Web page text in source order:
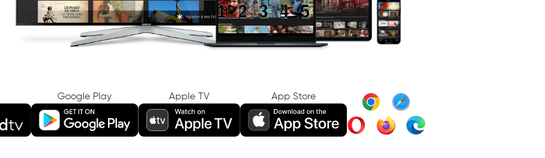
Google Play Apple TV App Store